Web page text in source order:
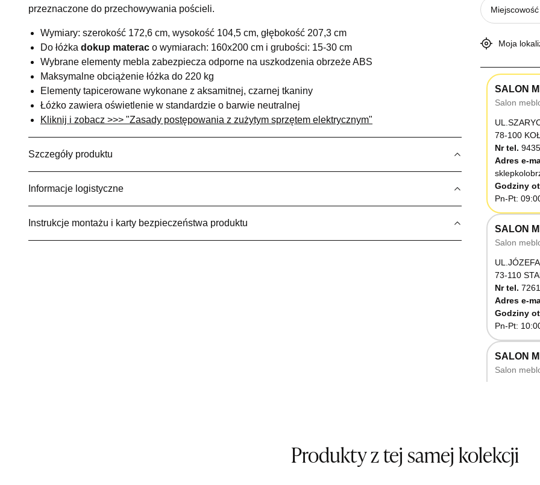
przeznaczone do przechowywania pościeli.
Wymiary: szerokość 172,6 cm, wysokość 104,5 cm, głębokość 207,3 cm
Do łóżka dokup materac o wymiarach: 160x200 cm i grubości: 15-30 cm
Wybrane elementy mebla zabezpiecza odporne na uszkodzenia obrzeże ABS
Maksymalne obciążenie łóżka do 220 kg
Elementy tapicerowane wykonane z aksamitnej, czarnej tkaniny
Łóżko zawiera oświetlenie w standardzie o barwie neutralnej
Kliknij i zobacz >>> "Zasady postępowania z zużytym sprzętem elektrycznym"
Szczegóły produktu
Informacje logistyczne
Instrukcje montażu i karty bezpieczeństwa produktu
Moja
SALON
Salon
78-100
Nr tel.
Adres e-
Godziny
Pn-Pt:
SALON
Salon
73-110
Nr tel.
Adres e-
Godziny
Pn-Pt:
SALON
Salon
Produkty z tej samej kolekcji